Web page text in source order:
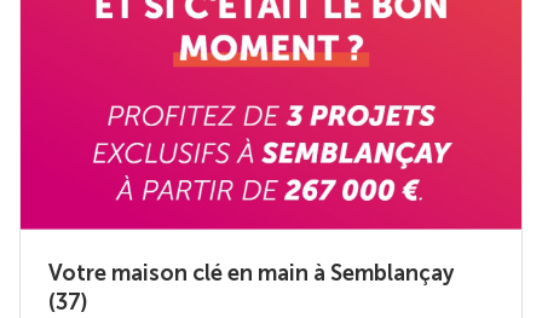
Votre maison clé en main à Semblançay
(37)